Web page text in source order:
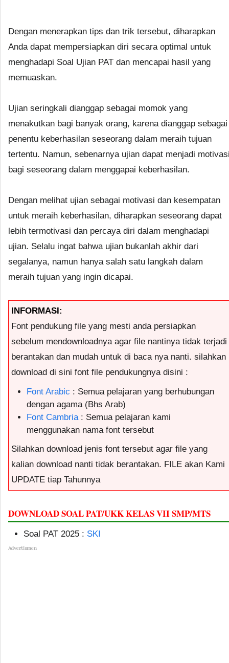
Dengan menerapkan tips dan trik tersebut, diharapkan
Anda dapat mempersiapkan diri secara optimal untuk
menghadapi Soal Ujian PAT dan mencapai hasil yang
memuaskan.
Ujian seringkali dianggap sebagai momok yang
menakutkan bagi banyak orang, karena dianggap sebagai
penentu keberhasilan seseorang dalam meraih tujuan
tertentu. Namun, sebenarnya ujian dapat menjadi
bagi seseorang dalam menggapai keberhasilan.
Dengan melihat ujian sebagai motivasi dan kesempatan
untuk meraih keberhasilan, diharapkan seseorang dapat
lebih termotivasi dan percaya diri dalam menghadapi
ujian. Selalu ingat bahwa ujian bukanlah akhir dari
segalanya, namun hanya salah satu langkah dalam
meraih tujuan yang ingin dicapai.
INFORMASI:
Font pendukung file yang mesti anda persiapkan
sebelum mendownloadnya agar file nantinya tidak terjadi
berantakan dan mudah untuk di baca nya nanti. silahkan
download di sini font file pendukungnya disini :
Font Arabic : Semua pelajaran yang berhubungan
dengan agama (Bhs Arab)
Font Cambria: Semua pelajaran kami
menggunakan nama font tersebut
Silahkan download jenis font tersebut agar file yang
kalian download nanti tidak berantakan. FILE akan Kami
UPDATE tiap Tahunnya
DOWNLOAD SOAL PAT/UKK KELAS VII SMP/MTS
Soal PAT 2025 : SKI
Advertismen